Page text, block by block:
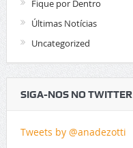
Fique por Dentro
Últimas Notícias
Uncategorized
SIGA-NOS NO TWITTER
Tweets by @anadezotti